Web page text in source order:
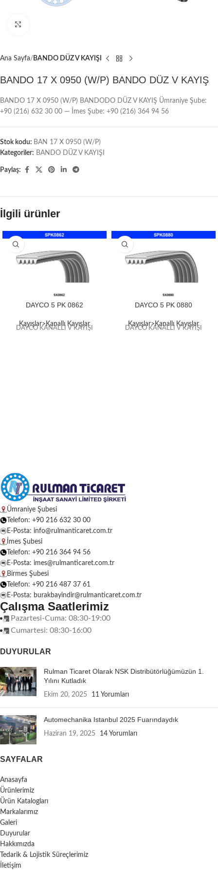
Ana Sayfa BANDO DÜZ V KAYIŞI
BANDO 17 X 0950 (W/P) BANDO DÜZ V KAYIŞ
BANDO 17 X 0950 (W/P) BANDODO DÜZ V KAYIŞ Ümraniye Şube:
+90 (216) 632 30 00 — İmes Şube: +90 (216) 364 94 56
Stok kodu: BAN 17 X 0950 (W/P)
Kategoriler: BANDO DÜZ V KAYIŞI
Paylaş:
İlgili ürünler
DAYCO 5 PK 0862
Kayışlar>Kanallı Kayışlar
DAYCO KANALLI V KAYIŞI
DAYCO 5 PK 0880
Kayışlar>Kanallı Kayışlar
DAYCO KANALLI V KAYIŞI
Ümraniye Şubesi
Telefon: +90 216 632 30 00
E-Posta: info@rulmanticaret.com.tr
İmes Şubesi
Telefon: +90 216 364 94 56
E-Posta: imes@rulmanticaret.com.tr
Birmes Şubesi
Telefon: +90 216 487 37 61
E-Posta: burakbayindir@rulmanticaret.com.tr
Çalışma Saatlerimiz
Pazartesi-Cuma: 08:30-19:00
Cumartesi: 08:30-16:00
DUYURULAR
Rulman Ticaret Olarak NSK Distribütörlüğümüzün 1.
Yılını Kutladık
Ekim 20, 2025 11 Yorumları
Automechanika Istanbul 2025 Fuarındaydık
Haziran 19, 2025 14 Yorumları
SAYFALAR
Anasayfa
Ürünlerimiz
Ürün Katalogları
Markalarımız
Galeri
Duyurular
Hakkımızda
Tedarik & Lojistik Süreçlerimiz
İletişim